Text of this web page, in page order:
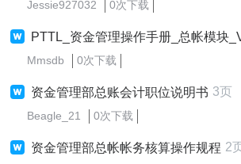
Jessie927032 0次下载
PTTL_资金管理操作手册_总帐模块
Mmsdb 0次下载
资金管理部总账会计职位说明书 3页
Beagle_21 0次下载
资金管理部总帐帐务核算操作规程 2